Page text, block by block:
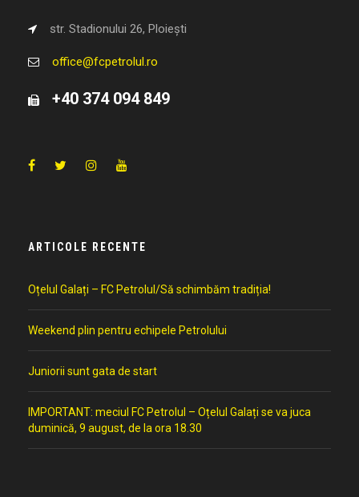
str. Stadionului 26, Ploiești
office@fcpetrolul.ro
+40 374 094 849
ARTICOLE RECENTE
Oțelul Galați – FC Petrolul/Să schimbăm tradiția!
Weekend plin pentru echipele Petrolului
Juniorii sunt gata de start
IMPORTANT: meciul FC Petrolul – Oțelul Galați se va juca
duminică, 9 august, de la ora 18.30